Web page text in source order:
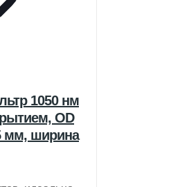
1050 нм
OD
мм, ширина